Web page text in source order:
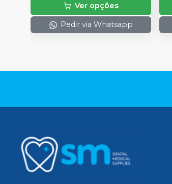
Ver opções
Pedir via Whatsapp